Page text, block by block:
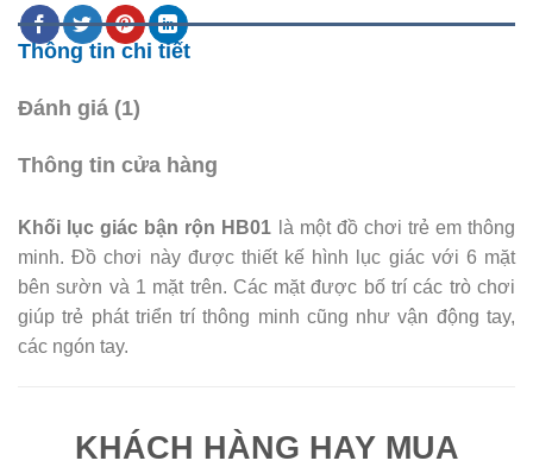
Thông tin chi tiết
Đánh giá (1)
Thông tin cửa hàng
Khối lục giác bận rộn HB01 là một đồ chơi trẻ em thông
minh. Đồ chơi này được thiết kế hình lục giác với 6 mặt
bên sườn và 1 mặt trên. Các mặt được bố trí các trò chơi
giúp trẻ phát triển trí thông minh cũng như vận động tay,
các ngón tay.
KHÁCH HÀNG HAY MUA